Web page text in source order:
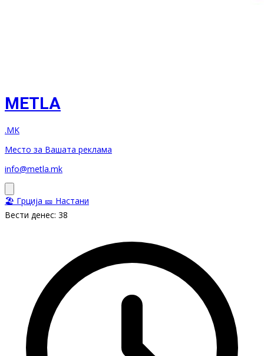
METLA
.MK
Место за Вашата реклама
info@metla.mk
🏖️ Грција 🎫 Настани
Вести денес: 38